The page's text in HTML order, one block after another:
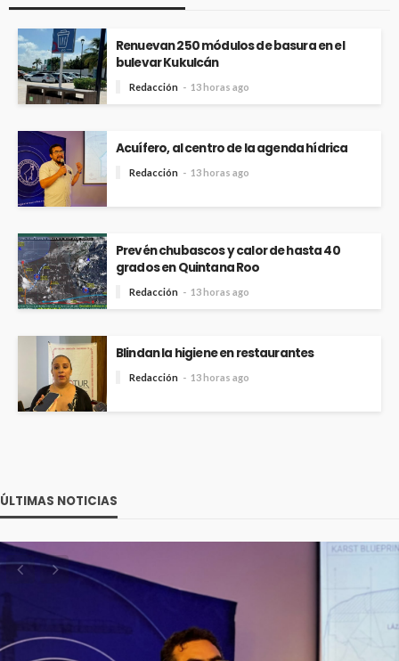
Renuevan 250 módulos de basura en el
bulevar Kukulcán
Redacción 13 horas ago
Acuífero, al centro de la agenda hídrica
Redacción 13 horas ago
Prevén chubascos y calor de hasta 40
grados en Quintana Roo
Redacción 13 horas ago
Blindan la higiene en restaurantes
Redacción 13 horas ago
ÚLTIMAS NOTICIAS